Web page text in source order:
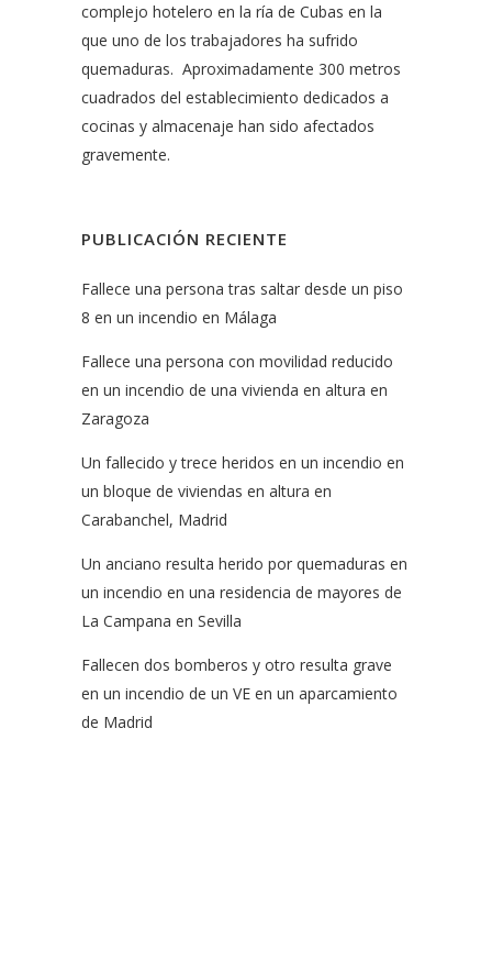
complejo hotelero en la ría de Cubas en la
que uno de los trabajadores ha sufrido
quemaduras. Aproximadamente 300 metros
cuadrados del establecimiento dedicados a
cocinas y almacenaje han sido afectados
gravemente.
PUBLICACIÓN RECIENTE
Fallece una persona tras saltar desde un piso
8 en un incendio en Málaga
Fallece una persona con movilidad reducido
en un incendio de una vivienda en altura en
Zaragoza
Un fallecido y trece heridos en un incendio en
un bloque de viviendas en altura en
Carabanchel, Madrid
Un anciano resulta herido por quemaduras en
un incendio en una residencia de mayores de
La Campana en Sevilla
Fallecen dos bomberos y otro resulta grave
en un incendio de un VE en un aparcamiento
de Madrid